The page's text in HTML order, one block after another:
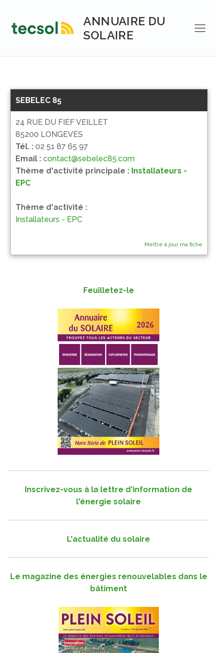
contenu
ANNUAIRE DU
SOLAIRE
SEBELEC 85
24 RUE DU FIEF VEILLET
85200 LONGEVES
Tél. : 02 51 87 65 97
Email : contact@sebelec85.com
Thème d'activité principale : Installateurs -
EPC
Thème d'activité :
Installateurs - EPC
Mettre à jour ma fiche
Feuilletez-le
Inscrivez-vous à la lettre d'information de
l'énergie solaire
L'actualité du solaire
Le magazine des énergies renouvelables dans le
bâtiment